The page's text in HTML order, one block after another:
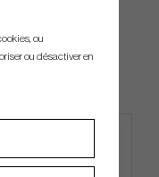
ou
ou désactiver en